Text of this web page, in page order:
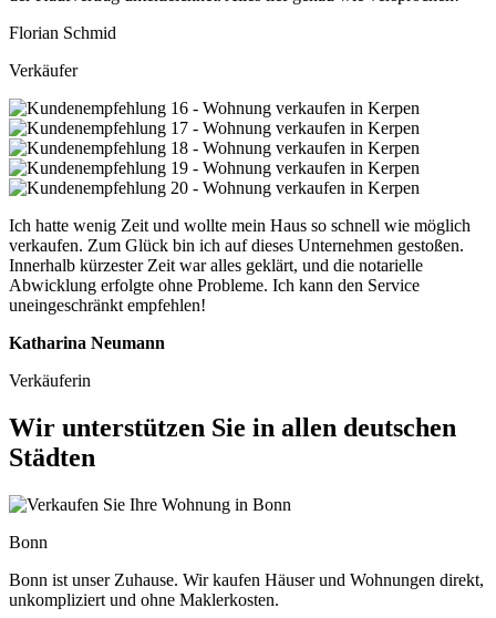
Florian Schmid
Verkäufer
Ich hatte wenig Zeit und wollte mein Haus so schnell wie möglich
verkaufen. Zum Glück bin ich auf dieses Unternehmen gestoßen.
Innerhalb kürzester Zeit war alles geklärt, und die notarielle
Abwicklung erfolgte ohne Probleme. Ich kann den Service
uneingeschränkt empfehlen!
Katharina Neumann
Verkäuferin
Wir unterstützen Sie in allen deutschen
Städten
Bonn
Bonn ist unser Zuhause. Wir kaufen Häuser und Wohnungen direkt,
unkompliziert und ohne Maklerkosten.